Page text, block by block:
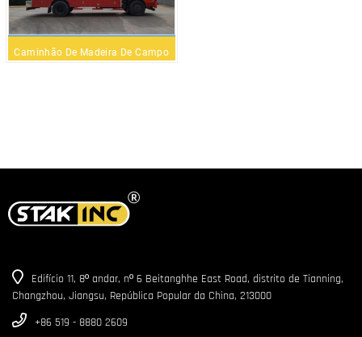
Caminhão De Madeira De Campo
Edifício 11, 8º andar, nº 6 Beitanghhe East Road, distrito de Tianning,
Changzhou, Jiangsu, República Popular da China, 213000
+86 519 - 8880 2609